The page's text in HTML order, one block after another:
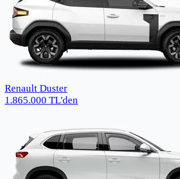
Renault Duster
1.865.000 TL'den